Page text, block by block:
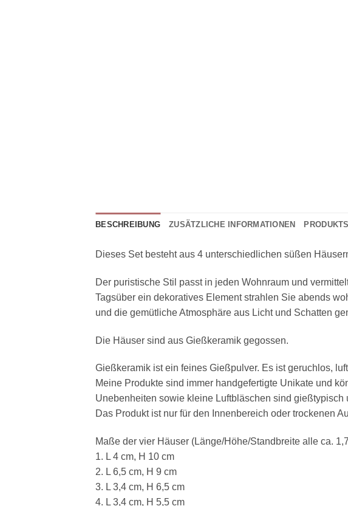
BESCHREIBUNG ZUSÄTZLICHE INFORMATIONEN
Dieses Set besteht aus 4 unterschiedlichen süßen
Der puristische Stil passt in jeden Wohnraum und
Tagsüber ein dekoratives Element strahlen Sie abends
und die gemütliche Atmosphäre aus Licht und Schatten
Die Häuser sind aus Gießkeramik gegossen.
Gießkeramik ist ein feines Gießpulver. Es ist geruchlos,
Meine Produkte sind immer handgefertigte Unikate und
Unebenheiten sowie kleine Luftbläschen sind
Das Produkt ist nur für den Innenbereich oder trockenen
Maße der vier Häuser (Länge/Höhe/Standbreite alle ca.
1. L 4 cm, H 10 cm
2. L 6,5 cm, H 9 cm
3. L 3,4 cm, H 6,5 cm
4. L 3,4 cm, H 5,5 cm